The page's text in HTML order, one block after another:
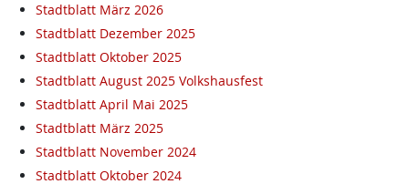
Stadtblatt März 2026
Stadtblatt Dezember 2025
Stadtblatt Oktober 2025
Stadtblatt August 2025 Volkshausfest
Stadtblatt April Mai 2025
Stadtblatt März 2025
Stadtblatt November 2024
Stadtblatt Oktober 2024